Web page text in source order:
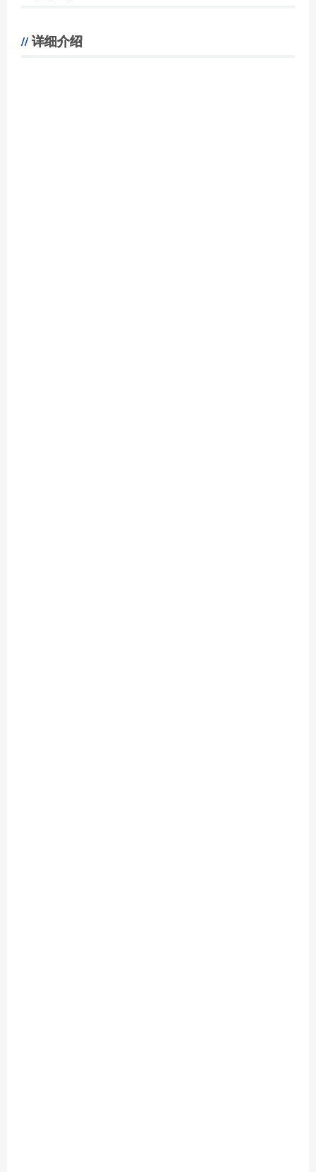
详细介绍